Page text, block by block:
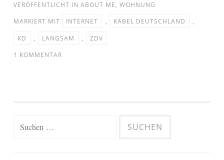
VERÖFFENTLICHT IN ABOUT ME, WOHNUNG
MARKIERT MIT
INTERNET , KABEL DEUTSCHLAND
,
KD
, LANGSAM ,
ZDV
1 KOMMENTAR
Suchen